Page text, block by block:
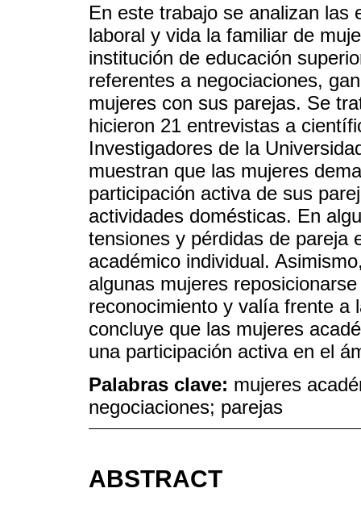
En este trabajo se analizan las
laboral y vida la familiar de
institución de educación
referentes a negociaciones,
mujeres con sus parejas. Se
hicieron 21 entrevistas a
Investigadores de la
muestran que las mujeres
participación activa de sus
actividades domésticas. En
tensiones y pérdidas de pareja
académico individual.
algunas mujeres
reconocimiento y valía frente a
concluye que las mujeres
una participación activa en el
Palabras clave: mujeres
negociaciones; parejas
ABSTRACT